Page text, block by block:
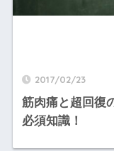
2017/02/23
筋肉痛と超回復
必須知識！